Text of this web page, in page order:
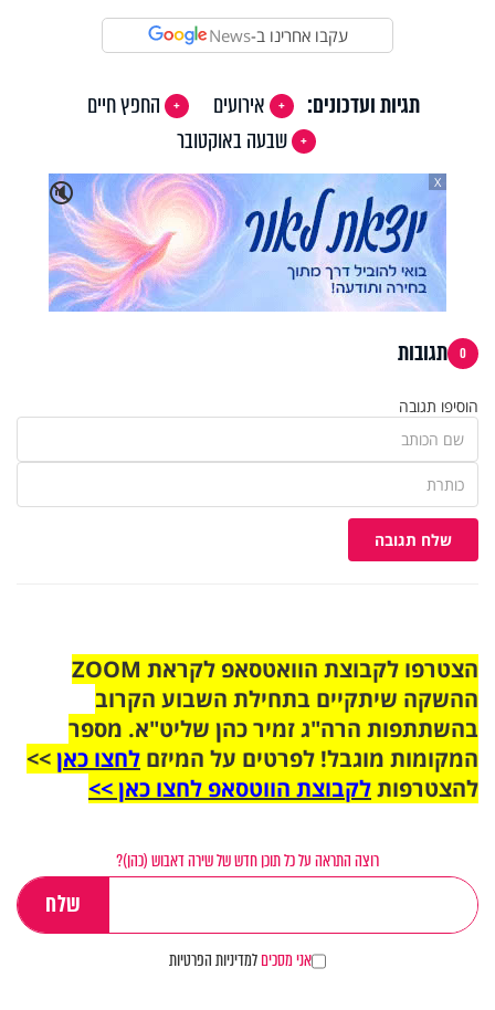
עקבו אחרינו ב-News
תגיות ועדכונים: אירועים
החפץ חיים
שבעה באוקטובר
🔇
X
0 תגובות
הוסיפו תגובה
שלח תגובה
הצטרפו לקבוצת הוואטסאפ לקראת ZOOM
ההשקה שיתקיים בתחילת השבוע הקרוב
בהשתתפות הרה"ג זמיר כהן שליט"א. מספר
המקומות מוגבל! לפרטים על המיזם לחצו כאן>>
להצטרפותלקבוצת הווטסאפ לחצו כאן >>
רוצה התראה על כל תוכן חדש של שירה דאבוש (כהן)?
אני מסכיםלמדיניות הפרטיות